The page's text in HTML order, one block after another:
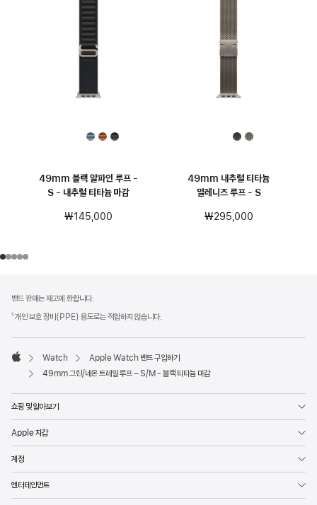
49mm 블랙 알파인 루프 -
S - 내추럴 티타늄 마감
₩145,000
49mm 내추럴 티타늄
밀레니즈 루프 - S
₩295,000
밴드 판매는 재고에 한합니다.
¹ 개인 보호 장비(PPE) 용도로는 적합하지 않습니다.
Apple
Watch
Apple Watch 밴드 구입하기
49mm 그린/네온 트레일 루프 – S/M - 블랙 티타늄 마감
쇼핑 및 알아보기
Apple 지갑
계정
엔터테인먼트